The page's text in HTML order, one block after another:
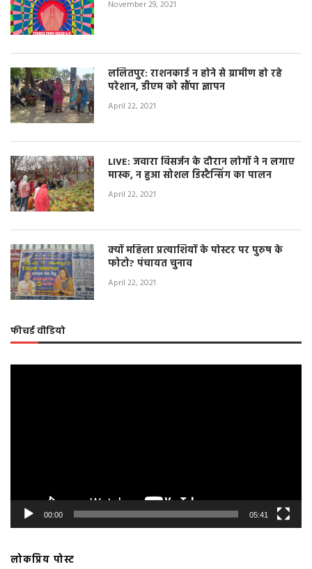
November 29, 2021
ललितपुर: राशनकार्ड न होने से ग्रामीण हो रहे
परेशान, डीएम को सौंपा ज्ञापन
April 22, 2021
LIVE: जवारा विसर्जन के दौरान लोगों ने न लगाए
मास्क, न हुआ सोशल डिस्टैन्सिंग का पालन
April 22, 2021
क्यों महिला प्रत्याशियों के पोस्टर पर पुरुष के
फोटो? पंचायत चुनाव
April 22, 2021
फीचर्ड वीडियो
00:00 05:41
लोकप्रिय पोस्ट